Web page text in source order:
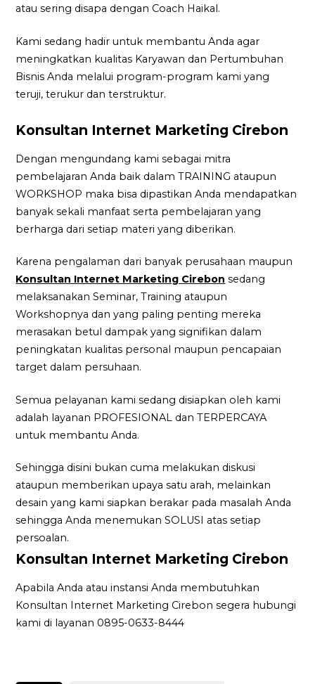
atau sering disapa dengan Coach Haikal.
Kami sedang hadir untuk membantu Anda agar
meningkatkan kualitas Karyawan dan Pertumbuhan
Bisnis Anda melalui program-program kami yang
teruji, terukur dan terstruktur.
Konsultan Internet Marketing Cirebon
Dengan mengundang kami sebagai mitra
pembelajaran Anda baik dalam TRAINING ataupun
WORKSHOP maka bisa dipastikan Anda mendapatkan
banyak sekali manfaat serta pembelajaran yang
berharga dari setiap materi yang diberikan.
Karena pengalaman dari banyak perusahaan maupun
Konsultan Internet Marketing Cirebon sedang
melaksanakan Seminar, Training ataupun
Workshopnya dan yang paling penting mereka
merasakan betul dampak yang signifikan dalam
peningkatan kualitas personal maupun pencapaian
target dalam persuhaan.
Semua pelayanan kami sedang disiapkan oleh kami
adalah layanan PROFESIONAL dan TERPERCAYA
untuk membantu Anda.
Sehingga disini bukan cuma melakukan diskusi
ataupun memberikan upaya satu arah, melainkan
desain yang kami siapkan berakar pada masalah Anda
sehingga Anda menemukan SOLUSI atas setiap
persoalan.
Konsultan Internet Marketing Cirebon
Apabila Anda atau instansi Anda membutuhkan
Konsultan Internet Marketing Cirebon segera hubungi
kami di layanan 0895-0633-8444